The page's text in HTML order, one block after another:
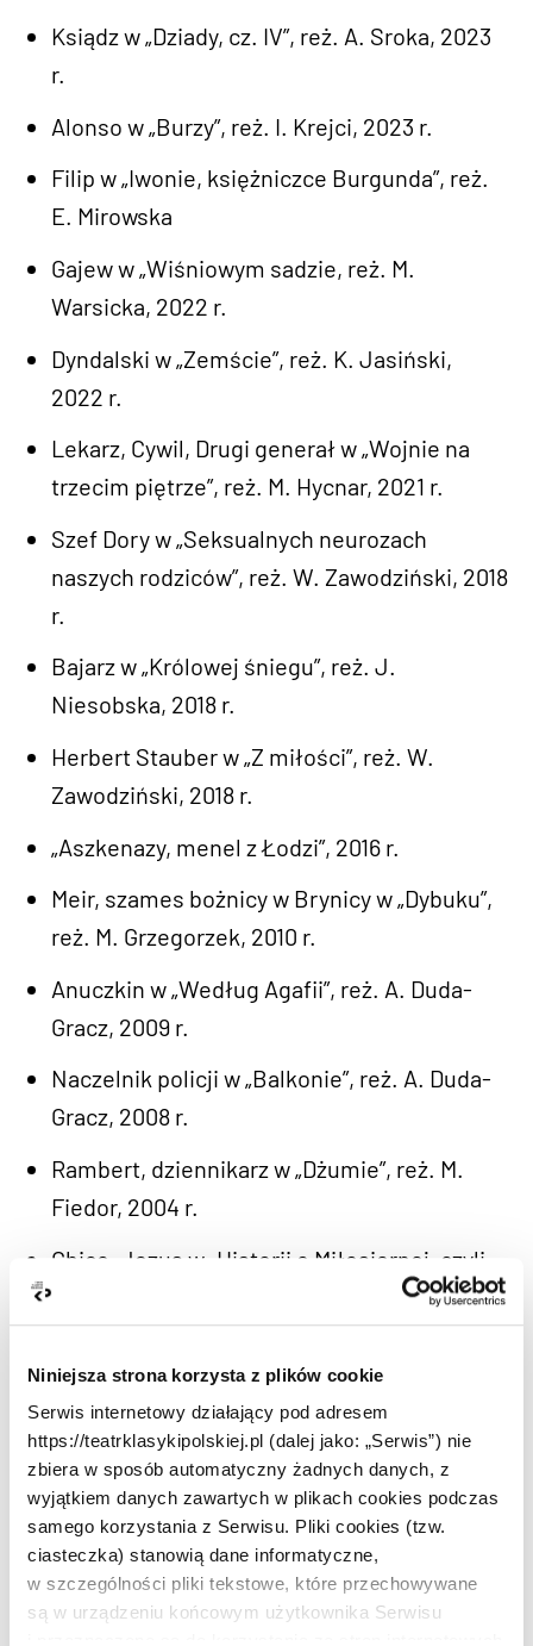
Niniejsza strona korzysta z plików cookie
Serwis internetowy działający pod adresem
https://teatrklasykipolskiej.pl (dalej jako: „Serwis”) nie
zbiera w sposób automatyczny żadnych danych, z
wyjątkiem danych zawartych w plikach cookies podczas
samego korzystania z Serwisu. Pliki cookies (tzw.
ciasteczka) stanowią dane informatyczne,
w szczególności pliki tekstowe, które przechowywane
są w urządzeniu końcowym użytkownika Serwisu
Ksiądz w „Dziady, cz. IV”, reż. A. Sroka, 2023
r.
Alonso w „Burzy”, reż. I. Krejci, 2023 r.
Filip w „Iwonie, księżniczce Burgunda”, reż.
E. Mirowska
Gajew w „Wiśniowym sadzie, reż. M.
Warsicka, 2022 r.
Dyndalski w „Zemście”, reż. K. Jasiński,
2022 r.
Lekarz, Cywil, Drugi generał w „Wojnie na
trzecim piętrze”, reż. M. Hycnar, 2021 r.
Szef Dory w „Seksualnych neurozach
naszych rodziców”, reż. W. Zawodziński, 2018
r.
Bajarz w „Królowej śniegu”, reż. J.
Niesobska, 2018 r.
Herbert Stauber w „Z miłości”, reż. W.
Zawodziński, 2018 r.
„Aszkenazy, menel z Łodzi”, 2016 r.
Meir, szames bożnicy w Brynicy w „Dybuku”,
reż. M. Grzegorzek, 2010 r.
Anuczkin w „Według Agafii”, reż. A. Duda-
Gracz, 2009 r.
Naczelnik policji w „Balkonie”, reż. A. Duda-
Gracz, 2008 r.
Rambert, dziennikarz w „Dżumie”, reż. M.
Fiedor, 2004 r.
Chico, Jezus w „Historii o Miłosiernej, czyli
Testament Psa”, reż. R. Brzyk, 2004 r.
Zawodziński, 2001 r.
Urzędnik w „Czarującym korowodzie”, reż. B.
Hussakowski, 2001 r.
Pastor John Hale w „Czarownicach z Salem”,
reż. R. Brzyk, 2000 r.
Obnoskin w „Fomie”, reż. R. Brzyk, 1998 r.